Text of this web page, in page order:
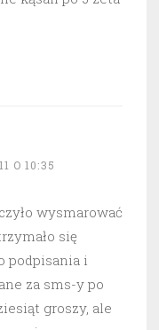
O 10:35
wysmarować
się
podpisania i
za sms-y po
groszy, ale